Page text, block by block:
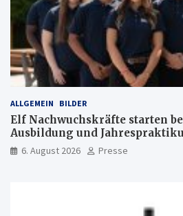
ALLGEMEIN BILDER
Elf Nachwuchskräfte starten
Ausbildung und
6. August 2026 Presse